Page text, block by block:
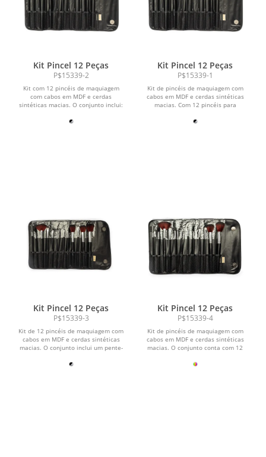
Kit Pincel 12 Peças
P$15339-2
Kit com 12 pincéis de maquiagem
com cabos em MDF e cerdas
sintéticas macias. O conjunto inclui:
Kit Pincel 12 Peças
P$15339-1
Kit de pincéis de maquiagem com
cabos em MDF e cerdas sintéticas
macias. Com 12 pincéis para
Kit Pincel 12 Peças
P$15339-3
Kit de 12 pincéis de maquiagem com
cabos em MDF e cerdas sintéticas
macias. O conjunto inclui um pente-
Kit Pincel 12 Peças
P$15339-4
Kit de pincéis de maquiagem com
cabos em MDF e cerdas sintéticas
macias. O conjunto conta com 12